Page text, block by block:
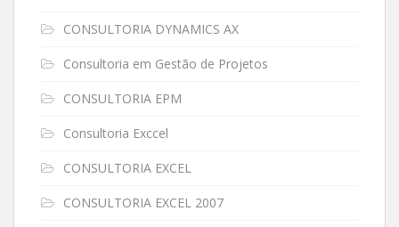
CONSULTORIA DYNAMICS AX
Consultoria em Gestão de Projetos
CONSULTORIA EPM
Consultoria Exccel
CONSULTORIA EXCEL
CONSULTORIA EXCEL 2007